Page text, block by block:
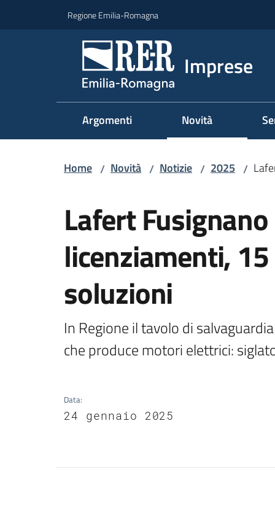
Regione Emilia-Romagna
Imprese
Argomenti Novità
Home / Novità / Notizie / 2025 /
Lafert
licenziamenti,
soluzioni
In Regione il tavolo di
che produce motori elettrici:
Data:
24 gennaio 2025